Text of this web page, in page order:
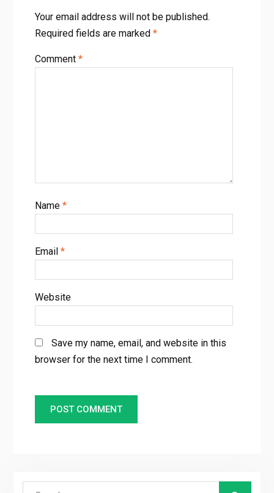
Your email address will not be published.
Required fields are marked *
Comment *
Name *
Email *
Website
Save my name, email, and website in this
browser for the next time I comment.